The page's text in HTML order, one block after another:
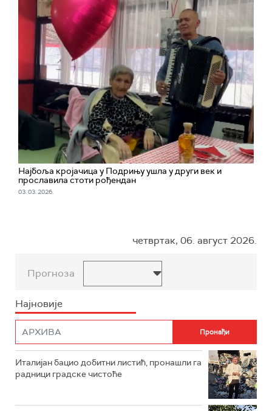
Најбоља кројачица у Подрињу ушла у други век и
прославила стоти рођендан
03. 03. 2026.
четвртак, 06. август 2026.
Прогноза
Најновије
Италијан бацио добитни листић, пронашли га
радници градске чистоће